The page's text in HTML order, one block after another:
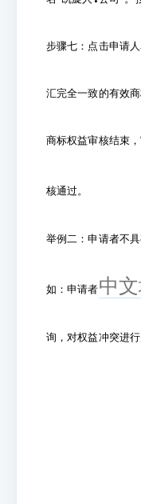
步骤七：点击申请
汇完全一致的有效
商标权益审核结束
核通过。
举例二：申请者不
如：申请者中
询，对权益冲突进行